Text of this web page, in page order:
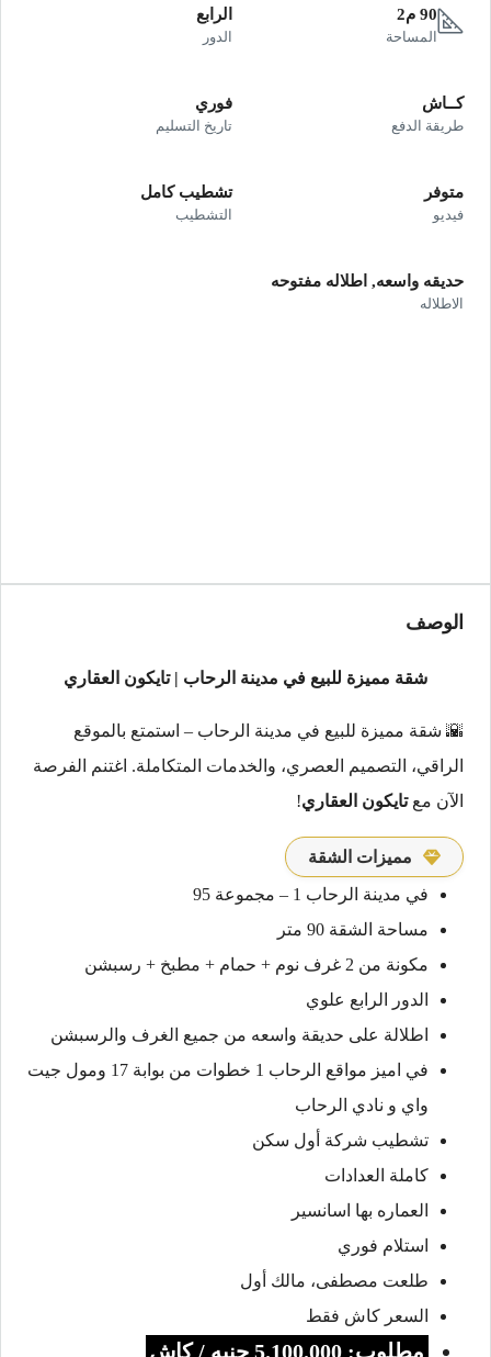
90 م2
المساحة
الرابع
الدور
كــاش
طريقة الدفع
فوري
تاريخ التسليم
متوفر
فيديو
تشطيب كامل
التشطيب
حديقه واسعه, اطلاله مفتوحه
الاطلاله
الوصف
شقة مميزة للبيع في مدينة الرحاب | تايكون العقاري
🌇 شقة مميزة للبيع في مدينة الرحاب – استمتع بالموقع
الراقي، التصميم العصري، والخدمات المتكاملة. اغتنم الفرصة
الآن معتايكون العقاري!
مميزات الشقة
في مدينة الرحاب 1 – مجموعة 95
مساحة الشقة 90 متر
مكونة من 2 غرف نوم + حمام + مطبخ + رسبشن
الدور الرابع علوي
اطلالة على حديقة واسعه من جميع الغرف والرسبشن
في اميز مواقع الرحاب 1 خطوات من بوابة 17 ومول جيت
واي و نادي الرحاب
تشطيب شركة أول سكن
كاملة العدادات
العماره بها اسانسير
استلام فوري
طلعت مصطفى، مالك أول
السعر كاش فقط
مطلوب: 5.100.000 جنيه / كاش